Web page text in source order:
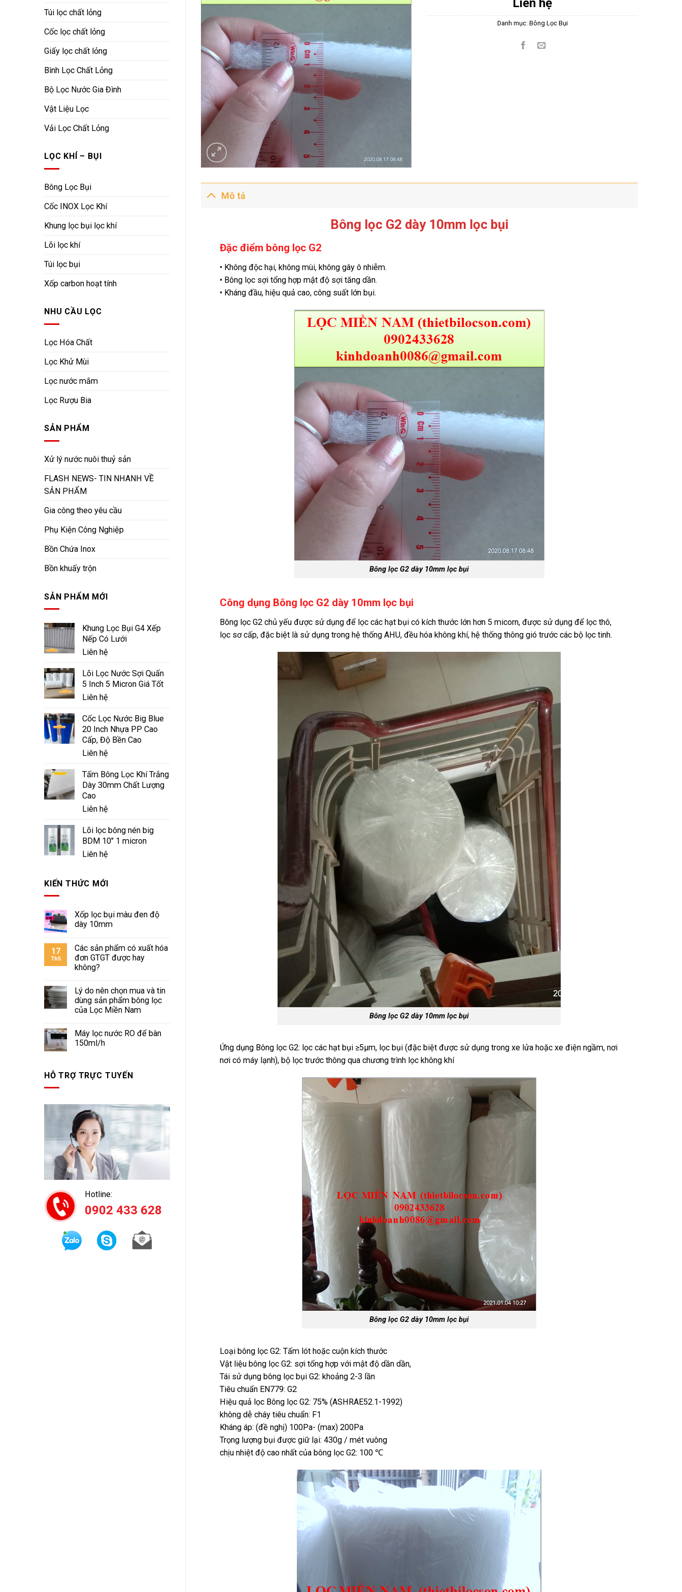
Túi lọc chất lỏng
Cốc lọc chất lỏng
Giấy lọc chất lỏng
Bình Lọc Chất Lỏng
Bộ Lọc Nước Gia Đình
Vật Liệu Lọc
Vải Lọc Chất Lỏng
LỌC KHÍ – BỤI
Bông Lọc Bụi
Cốc INOX Lọc Khí
Khung lọc bụi lọc khí
Lõi lọc khí
Túi lọc bụi
Xốp carbon hoạt tính
NHU CẦU LỌC
Lọc Hóa Chất
Lọc Khử Mùi
Lọc nước mắm
Lọc Rượu Bia
SẢN PHẨM
Xử lý nước nuôi thuỷ sản
FLASH NEWS- TIN NHANH VỀ
SẢN PHẨM
Gia công theo yêu cầu
Phụ Kiện Công Nghiệp
Bồn Chứa Inox
Bồn khuấy trộn
SẢN PHẨM MỚI
Khung Lọc Bụi G4 Xếp
Nếp Có Lưới
Liên hệ
Lõi Lọc Nước Sợi Quấn
5 Inch 5 Micron Giá Tốt
Liên hệ
Cốc Lọc Nước Big Blue
20 Inch Nhựa PP Cao
Cấp, Độ Bền Cao
Liên hệ
Tấm Bông Lọc Khí Trắng
Dày 30mm Chất Lượng
Cao
Liên hệ
Lõi lọc bông nén big
BDM 10" 1 micron
Liên hệ
KIẾN THỨC MỚI
Xốp lọc bụi màu đen độ
dày 10mm
17
Th5
Các sản phẩm có xuất hóa
đơn GTGT được hay
không?
Lý do nên chọn mua và tin
dùng sản phẩm bông lọc
của Lọc Miền Nam
Máy lọc nước RO để bàn
150ml/h
HỖ TRỢ TRỰC TUYẾN
Hotline:
0902 433 628
Liên hệ
Danh mục: Bông Lọc Bụi
Mô tả
Bông lọc G2 dày 10mm lọc bụi
Đặc điểm bông lọc G2
• Không độc hại, không mùi, không gây ô nhiễm.
• Bông lọc sợi tổng hợp mật độ sợi tăng dần.
• Kháng đầu, hiệu quả cao, công suất lớn bụi.
Bông lọc G2 dày 10mm lọc bụi
Công dụng Bông lọc G2 dày 10mm lọc bụi
Bông lọc G2 chủ yếu được sử dụng để lọc các hạt bụi có kích thước lớn hơn 5 micorn, được sử dụng để lọc thô,
lọc sơ cấp, đặc biệt là sử dụng trong hệ thống AHU, đều hóa không khí, hệ thống thông gió trước các bộ lọc tinh.
Bông lọc G2 dày 10mm lọc bụi
Ứng dụng Bông lọc G2: lọc các hạt bụi ≥5μm, lọc bụi (đặc biệt được sử dụng trong xe lửa hoặc xe điện ngầm, nơi
nơi có máy lạnh), bộ lọc trước thông qua chương trình lọc không khí
Bông lọc G2 dày 10mm lọc bụi
Loại bông lọc G2: Tấm lót hoặc cuộn kích thước
Vật liệu bông lọc G2: sợi tổng hợp với mật độ dần dần,
Tái sử dụng bông lọc bụi G2: khoảng 2-3 lần
Tiêu chuẩn EN779: G2
Hiệu quả lọc Bông lọc G2: 75% (ASHRAE52.1-1992)
không dễ cháy tiêu chuẩn: F1
Kháng áp: (đề nghị) 100Pa- (max) 200Pa
Trọng lượng bụi được giữ lại: 430g / mét vuông
chịu nhiệt độ cao nhất của bông lọc G2: 100 ℃